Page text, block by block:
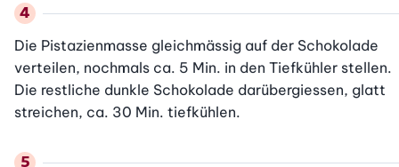
Die Pistazienmasse gleichmässig auf der Schokolade
verteilen, nochmals ca. 5 Min. in den Tiefkühler stellen.
Die restliche dunkle Schokolade darübergiessen, glatt
streichen, ca. 30 Min. tiefkühlen.